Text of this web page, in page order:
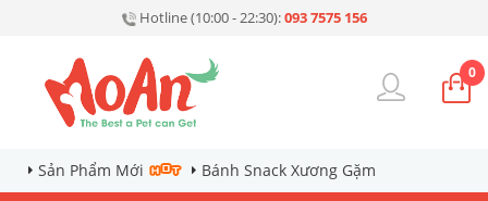
Hotline (10:00 - 22:30):093 7575 156
0
Sản Phẩm Mới Bánh Snack Xương Gặm